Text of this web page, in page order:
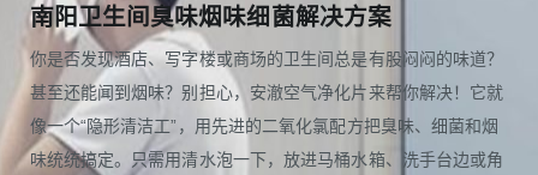
南阳卫生间臭味烟味细菌解决方案
你是否发现酒店、写字楼或商场的卫生间总是有股闷闷的味道？
甚至还能闻到烟味？别担心，安澈空气净化片来帮你解决！它就
像一个“隐形清洁工”，用先进的二氧化氯配方把臭味、细菌和烟
味统统搞定。只需用清水泡一下，放进马桶水箱、洗手台边或角